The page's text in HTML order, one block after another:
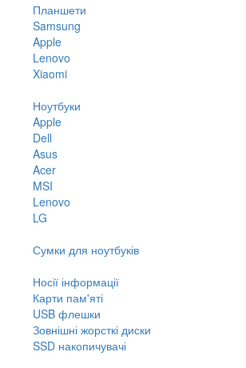
Планшети
Samsung
Apple
Lenovo
Xiaomi
Ноутбуки
Apple
Dell
Asus
Acer
MSI
Lenovo
LG
Сумки для ноутбуків
Носії інформації
Карти пам'яті
USB флешки
Зовнішні жорсткі диски
SSD накопичувачі